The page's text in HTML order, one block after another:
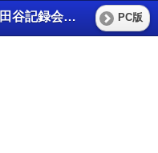
２０１７年７月１日世田谷記録会 駒澤大学 PC版